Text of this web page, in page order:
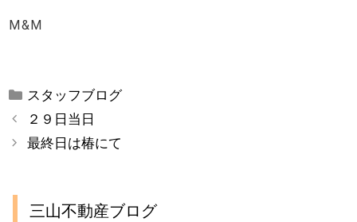
M&M
カ
テ
リ
スタッフブログ
２９日当日
最終日は椿にて
三山不動産ブログ